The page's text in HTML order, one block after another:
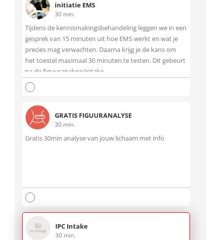
initiatie EMS
30 min.
Tijdens de kennismakingsbehandeling leggen we in een
gesprek van 15 minuten uit hoe EMS werkt en wat je
precies mag verwachten. Daarna krijg je de kans om
het toestel maximaal 30 minuten te testen. Dit gebeurt
na de figuuranalyse/intake.
GRATIS FIGUURANALYSE
30 min.
Gratis 30min analyse van jouw lichaam met info
IPC Intake
30 min.